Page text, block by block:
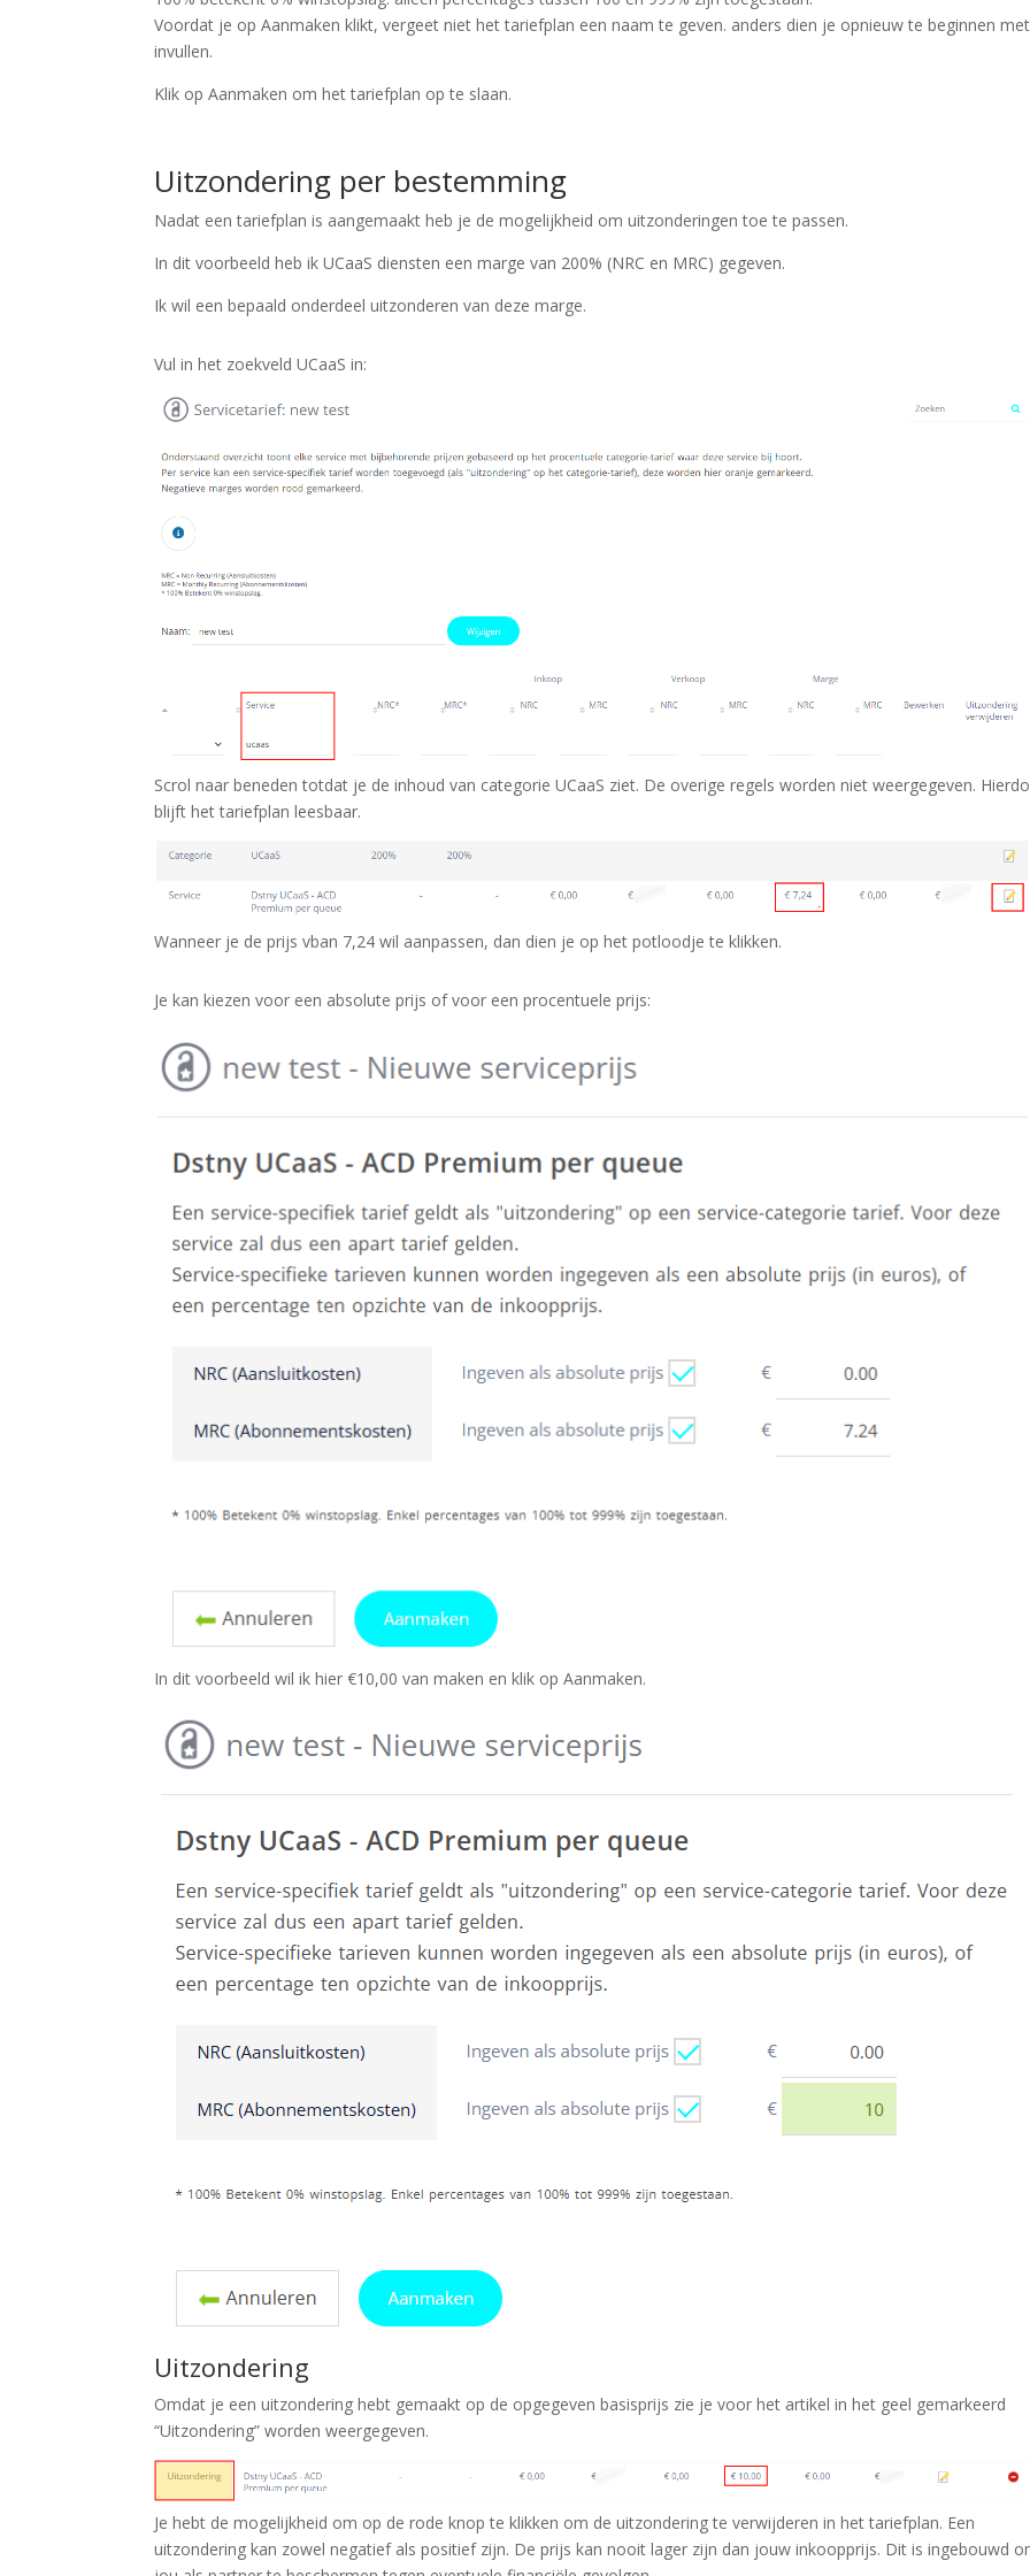
Voordat je op Aanmaken klikt, vergeet niet het tariefplan een naam te geven. anders dien je opnieuw te beginnen
invullen.
Klik op Aanmaken om het tariefplan op te slaan.
Uitzondering per bestemming
Nadat een tariefplan is aangemaakt heb je de mogelijkheid om uitzonderingen toe te passen.
In dit voorbeeld heb ik UCaaS diensten een marge van 200% (NRC en MRC) gegeven.
Ik wil een bepaald onderdeel uitzonderen van deze marge.
Vul in het zoekveld UCaaS in:
Scrol naar beneden totdat je de inhoud van categorie UCaaS ziet. De overige regels worden niet weergegeven.
blijft het tariefplan leesbaar.
Wanneer je de prijs vban 7,24 wil aanpassen, dan dien je op het potloodje te klikken.
Je kan kiezen voor een absolute prijs of voor een procentuele prijs:
In dit voorbeeld wil ik hier €10,00 van maken en klik op Aanmaken.
Uitzondering
Omdat je een uitzondering hebt gemaakt op de opgegeven basisprijs zie je voor het artikel in het geel gemarkeerd
“Uitzondering” worden weergegeven.
Je hebt de mogelijkheid om op de rode knop te klikken om de uitzondering te verwijderen in het tariefplan. Een
uitzondering kan zowel negatief als positief zijn. De prijs kan nooit lager zijn dan jouw inkoopprijs. Dit is ingebouwd